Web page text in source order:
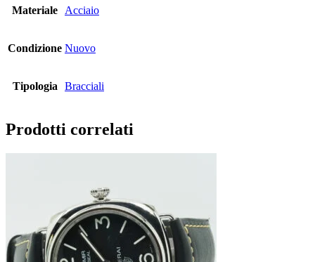
Materiale Acciaio
Condizione Nuovo
Tipologia Bracciali
Prodotti correlati